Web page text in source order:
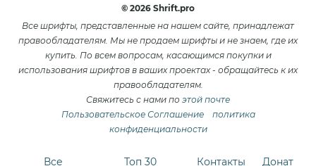
© 2026 Shrift.pro
Все шрифты, представленные на нашем сайте, принадлежат
правообладателям. Мы не продаем шрифты и не знаем, где их
купить. По всем вопросам, касающимся покупки и
использования шрифтов в ваших проектах - обращайтесь к их
правообладателям.
Свяжитесь с нами по этой почте
Пользовательское Соглашение
политика
конфиденциальности
Все Топ 30 Контакты Донат